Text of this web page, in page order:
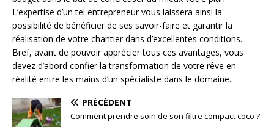
L’expertise d’un tel entrepreneur vous laissera ainsi la
possibilité de bénéficier de ses savoir-faire et garantir la
réalisation de votre chantier dans d’excellentes conditions.
Bref, avant de pouvoir apprécier tous ces avantages, vous
devez d’abord confier la transformation de votre rêve en
réalité entre les mains d’un spécialiste dans le domaine.
PRÉCÉDENT
Comment prendre soin de son filtre compact coco ?